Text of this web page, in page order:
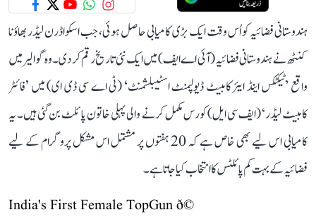
ہندوستانی فضائیہ کو اُس وقت ایک بڑی کامیابی حاصل ہوئی، جب اسکواڈرن لیڈر بھاؤنا
کنٹھ نے ہندوستانی فضائیہ (آئی اے ایف) میں ایک نئی تاریخ رقم کر دی۔ وہ گوالیر میں
واقع ’ٹیکٹکس اینڈ ایئر کامبیٹ ڈیولپمنٹ اسٹیبلشمنٹ‘ (ٹی اے سی ڈی ای) میں ’فائٹر
کامبیٹ لیڈر‘ (ایف سی ایل) کورس مکمل کرنے والی پہلی خاتون پائلٹ بن گئی ہیں۔ یہ
کامیابی اس لیے بھی خاص ہے کہ 20 ہفتوں پر مشتمل اس مشکل پروگرام کے لیے
فضائیہ کے بہت کم پائلٹس کا انتخاب کیا جاتا ہے۔
India's First Female TopGun ð©